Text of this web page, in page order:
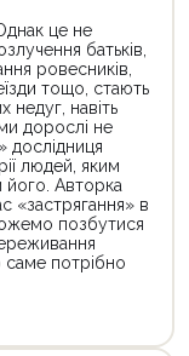
це не
батьків,
ровесників,
тощо, стають
недуг, навіть
дорослі не
дослідниця
людей, яким
його. Авторка
«застрягання» в
позбутися
саме потрібно